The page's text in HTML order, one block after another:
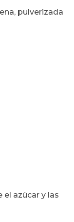
pulverizada
azúcar y las